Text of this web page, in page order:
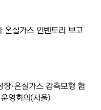
실가스 인벤토리 보고
장·온실가스 감축모형 협
영회의(서울)